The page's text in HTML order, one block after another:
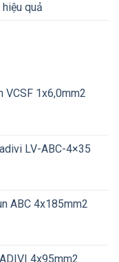
quả
VCSF 1x6,0mm2
LV-ABC-4×35
ABC 4x185mm2
4x95mm2